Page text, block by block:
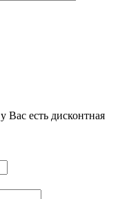
Вас есть дисконтная